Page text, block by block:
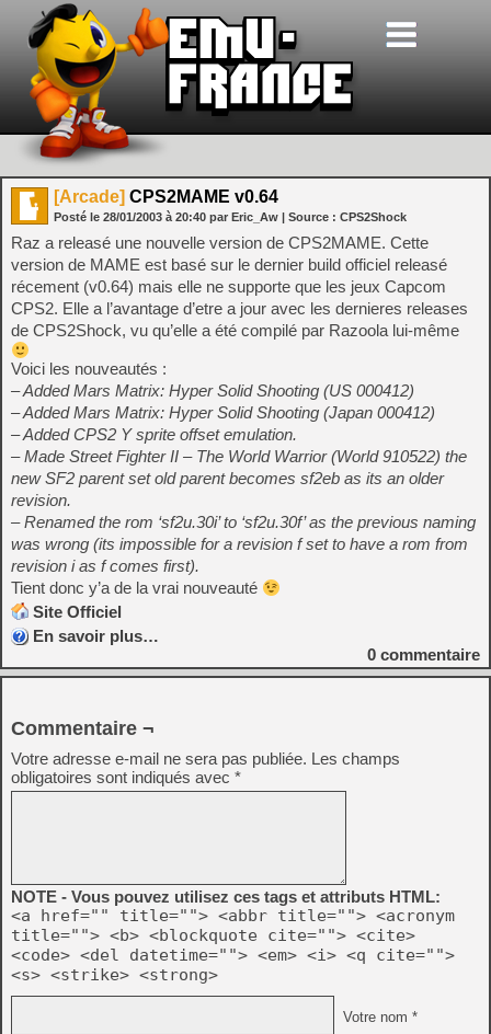
[Arcade] CPS2MAME v0.64
Posté le 28/01/2003 à 20:40 par Eric_Aw | Source : CPS2Shock
Raz a releasé une nouvelle version de CPS2MAME. Cette
version de MAME est basé sur le dernier build officiel releasé
récement (v0.64) mais elle ne supporte que les jeux Capcom
CPS2. Elle a l’avantage d’etre a jour avec les dernieres releases
de CPS2Shock, vu qu’elle a été compilé par Razoola lui-même
Voici les nouveautés :
– Added Mars Matrix: Hyper Solid Shooting (US 000412)
– Added Mars Matrix: Hyper Solid Shooting (Japan 000412)
– Added CPS2 Y sprite offset emulation.
– Made Street Fighter II – The World Warrior (World 910522) the
new SF2 parent set old parent becomes sf2eb as its an older
revision.
– Renamed the rom ‘sf2u.30i’ to ‘sf2u.30f’ as the previous naming
was wrong (its impossible for a revision f set to have a rom from
revision i as f comes first).
Tient donc y’a de la vrai nouveauté
Site Officiel
En savoir plus…
0 commentaire
Commentaire ¬
Votre adresse e-mail ne sera pas publiée. Les champs
obligatoires sont indiqués avec *
NOTE - Vous pouvez utilisez ces tags et attributs HTML:
<a href="" title=""> <abbr title=""> <acronym
title=""> <b> <blockquote cite=""> <cite>
<code> <del datetime=""> <em> <i> <q cite="">
<s> <strike> <strong>
Votre nom *